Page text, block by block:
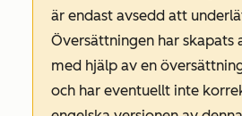
är endast avsedd att
Översättningen har skapats
med hjälp av en
och har eventuellt inte